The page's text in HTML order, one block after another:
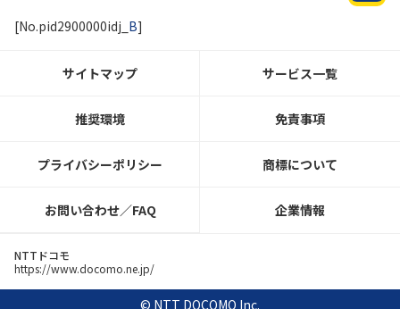
10/10
[No.pid2900000idj_ B]
サイトマップ サービス一覧
推奨環境 免責事項
プライバシーポリシー 商標について
お問い合わせ／FAQ 企業情報
NTTドコモ
https://www.docomo.ne.jp/
© NTT DOCOMO Inc.